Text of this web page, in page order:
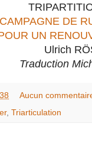
DE
UN
Ulrich
Traduction
Aucun
, Triarticulation